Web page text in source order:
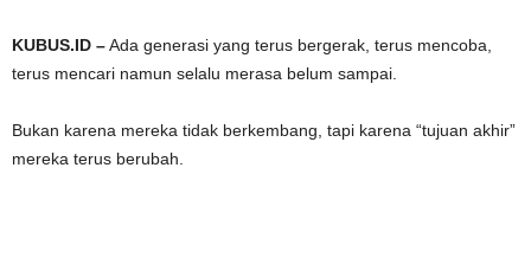
KUBUS.ID –Ada generasi yang terus bergerak, terus mencoba,
terus mencari namun selalu merasa belum sampai.
Bukan karena mereka tidak berkembang, tapi karena “tujuan akhir”
mereka terus berubah.